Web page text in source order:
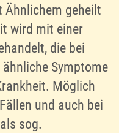
Ähnlichem geheilt
wird mit einer
die bei
Symptome
Möglich
und auch bei
sog.